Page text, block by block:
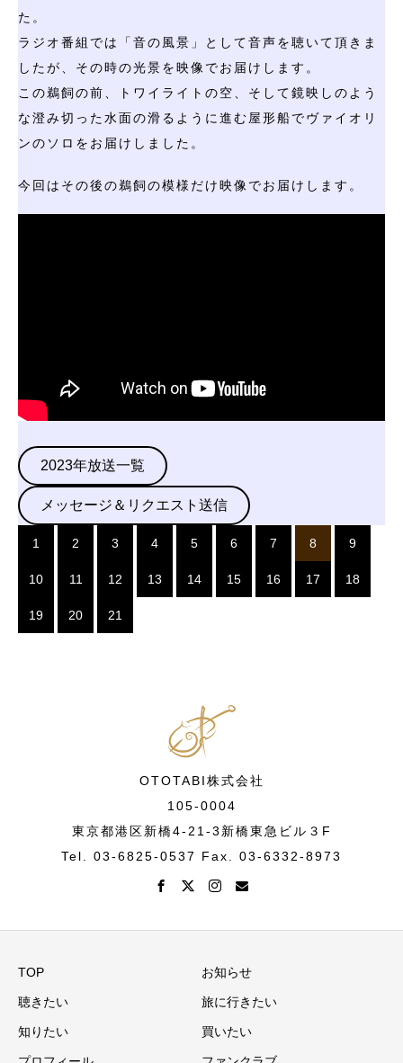
た。
ラジオ番組では「音の風景」として音声を聴いて頂きま
したが、その時の光景を映像でお届けします。
この鵜飼の前、トワイライトの空、そして鏡映しのよう
な澄み切った水面の滑るように進む屋形船でヴァイオリ
ンのソロをお届けしました。
今回はその後の鵜飼の模様だけ映像でお届けします。
2023年放送一覧
メッセージ＆リクエスト送信
1 2 3 4 5 6 7 8 9
10 11 12 13 14 15 16 17 18
19 20 21
OTOTABI株式会社
105-0004
東京都港区新橋4-21-3新橋東急ビル３F
Tel. 03-6825-0537 Fax. 03-6332-8973
TOP お知らせ
聴きたい 旅に行きたい
知りたい 買いたい